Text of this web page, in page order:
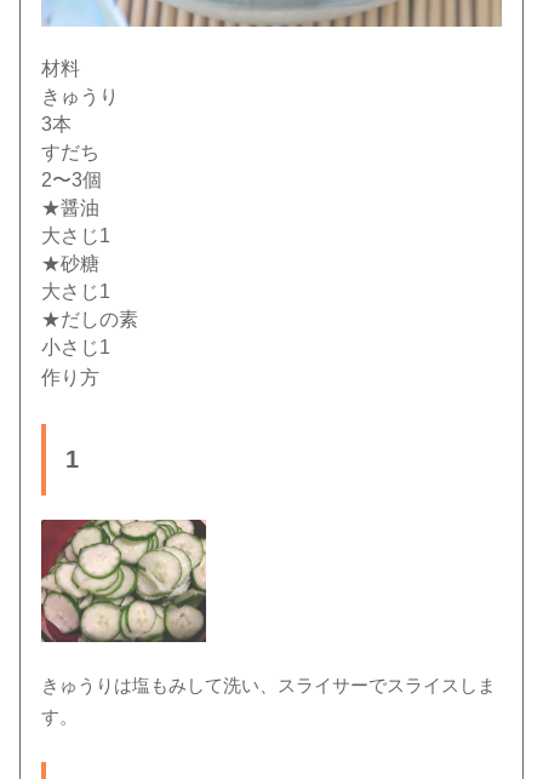
材料
きゅうり
3本
すだち
2〜3個
★醤油
大さじ1
★砂糖
大さじ1
★だしの素
小さじ1
作り方
1
きゅうりは塩もみして洗い、スライサーでスライスしま
す。